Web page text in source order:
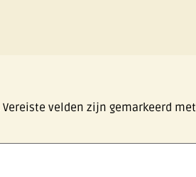
Vereiste velden zijn gemarkeerd met